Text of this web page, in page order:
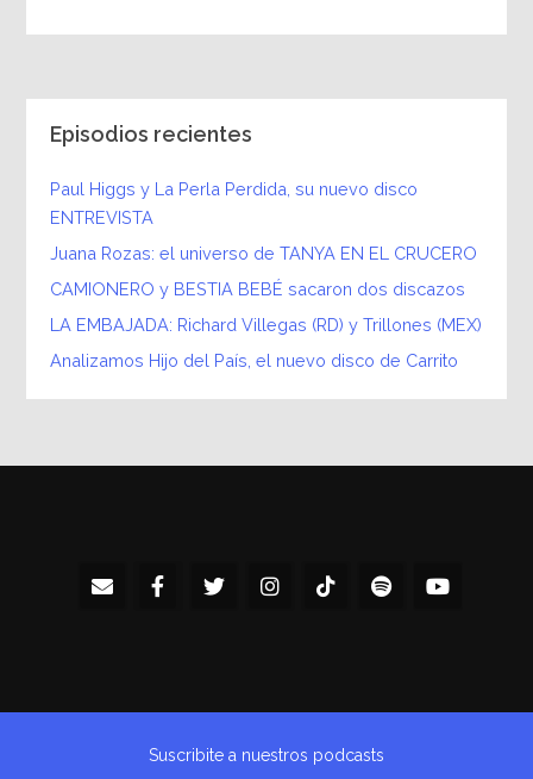
Episodios recientes
Paul Higgs y La Perla Perdida, su nuevo disco
ENTREVISTA
Juana Rozas: el universo de TANYA EN EL CRUCERO
CAMIONERO y BESTIA BEBÉ sacaron dos discazos
LA EMBAJADA: Richard Villegas (RD) y Trillones (MEX)
Analizamos Hijo del País, el nuevo disco de Carrito
Suscribite a nuestros podcasts